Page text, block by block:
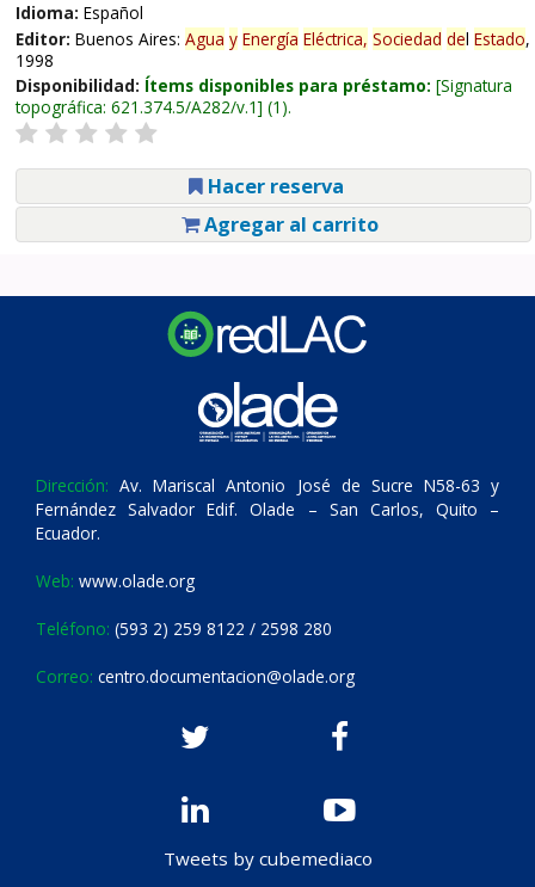
Idioma: Español
Editor: Buenos Aires: Agua y Energía Eléctrica, Sociedad del Estado,
1998
Disponibilidad: Ítems disponibles para préstamo: Signatura
topográfica: 621.374.5/A282/v.1 (1).
Hacer reserva
Agregar al carrito
Dirección: Av. Mariscal Antonio José de Sucre N58-63 y
Fernández Salvador Edif. Olade – San Carlos, Quito –
Ecuador.
Web: www.olade.org
Teléfono: (593 2) 259 8122 / 2598 280
Correo: centro.documentacion@olade.org
Tweets by cubemediaco